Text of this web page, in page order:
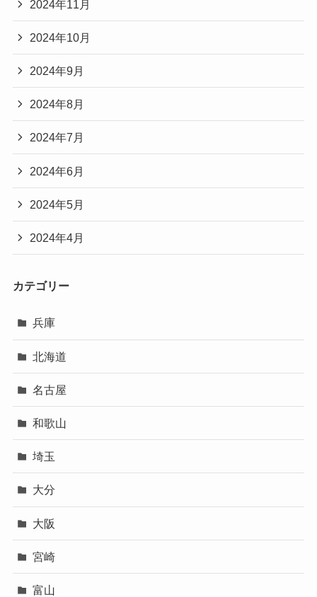
2024年11月
2024年10月
2024年9月
2024年8月
2024年7月
2024年6月
2024年5月
2024年4月
カテゴリー
兵庫
北海道
名古屋
和歌山
埼玉
大分
大阪
宮崎
富山